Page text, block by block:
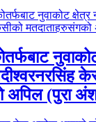
अपिल (पुरा